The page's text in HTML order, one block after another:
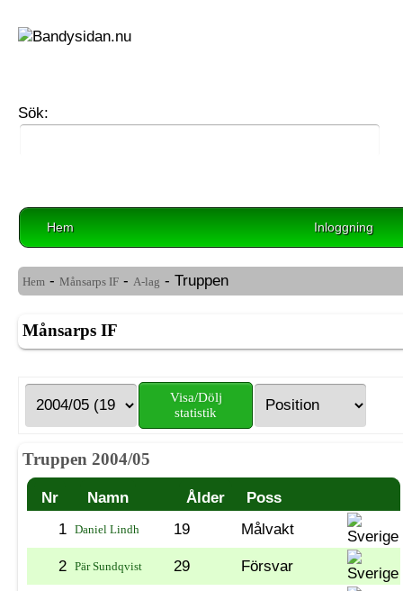
Sök:
Hem Inloggning
Hem - Månsarps IF - A-lag - Truppen
Månsarps IF
Visa/Dölj
statistik
Truppen 2004/05
Nr Namn Ålder
Poss
1 Daniel Lindh 19 Målvakt
2 Pär Sundqvist 29 Försvar